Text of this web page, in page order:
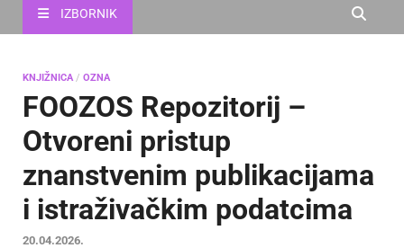
IZBORNIK
KNJIŽNICA/ OZNA
FOOZOS Repozitorij –
Otvoreni pristup
znanstvenim publikacijama
i istraživačkim podatcima
20.04.2026.